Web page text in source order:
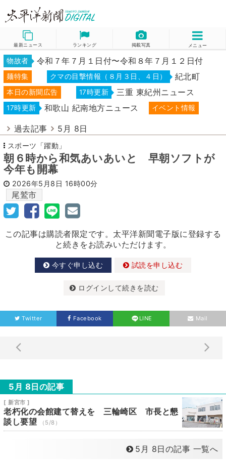
最新ニュース ランキング 掲載写真 メニュー
物故者 令和７年７月１日付〜令和８年７月１２日付
麺特集 クマの目撃情報（８月３日、４日） 紀北町
本日の新聞広告 17時更新 三重 東紀州ニュース
17時更新 和歌山 紀南地方ニュース イベント情報
過去記事 5月 8日
スポーツ「躍動」
朝６時から和気あいあいと 早朝ソフトが
今年も開幕
2026年5月8日 16時00分
尾鷲市
この記事は購読者限定です。太平洋新聞電子版に登録する
と続きをお読みいただけます。
今すぐ申し込む 試読を申し込む
ログインして続きを読む
Twitter Facebook LINE Mail
5月 8日の記事
[ 新宮市 ]
老朽化の会館建て替えを 三輪崎区 市長と懇
談し要望
（5/8）
5月 8日の記事 一覧へ